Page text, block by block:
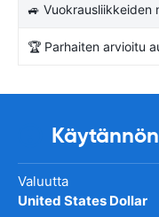
🚙 Vuokrausliikkeiden
🏆 Parhaiten arvioitu
Valuutta
United States Dollar